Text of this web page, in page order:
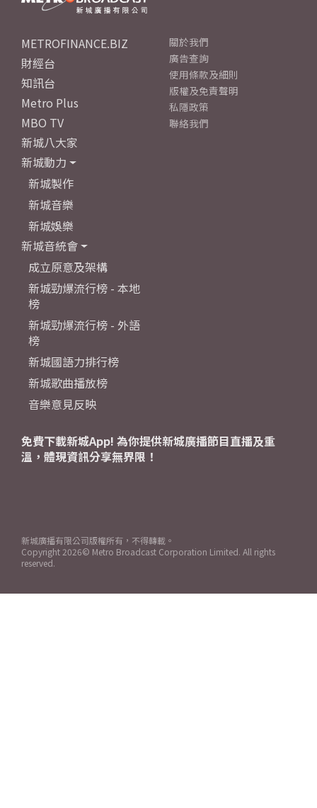
METROFINANCE.BIZ
財經台
知訊台
Metro Plus
MBO TV
新城八大家
新城動力
新城製作
新城音樂
新城娛樂
新城音統會
成立原意及架構
新城勁爆流行榜 - 本地
榜
新城勁爆流行榜 - 外語
榜
新城國語力排行榜
新城歌曲播放榜
音樂意見反映
關於我們
廣告查詢
使用條款及細則
版權及免責聲明
私隱政策
聯絡我們
免費下載新城App! 為你提供新城廣播節目直播及重
溫，體現資訊分享無界限！
新城廣播有限公司版權所有，不得轉載。
Copyright 2026© Metro Broadcast Corporation Limited. All rights
reserved.